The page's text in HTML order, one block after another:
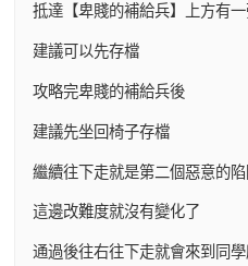
抵達【卑賤的補給兵】上方有
建議可以先存檔
攻略完卑賤的補給兵後
建議先坐回椅子存檔
繼續往下走就是第二個惡意的
這邊改難度就沒有變化了
通過後往右往下走就會來到同